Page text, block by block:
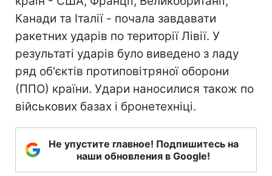
Канади та Італії - почала завдавати
ракетних ударів по території Лівії. У
результаті ударів було виведено з ладу
ряд об'єктів протиповітряної оборони
(ППО) країни. Удари наносилися також по
військових базах і бронетехніці.
Не упустите главное! Подпишитесь на
наши обновления в Google!